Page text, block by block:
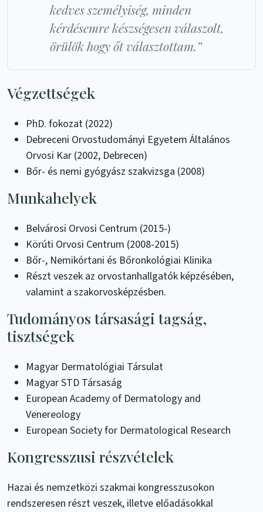
kedves személyiség, minden
kérdésemre készségesen válaszolt,
örülök hogy őt választottam.”
Végzettségek
PhD. fokozat (2022)
Debreceni Orvostudományi Egyetem Általános
Orvosi Kar (2002, Debrecen)
Bőr- és nemi gyógyász szakvizsga (2008)
Munkahelyek
Belvárosi Orvosi Centrum (2015-)
Körúti Orvosi Centrum (2008-2015)
Bőr-, Nemikórtani és Bőronkológiai Klinika
Részt veszek az orvostanhallgatók képzésében,
valamint a szakorvosképzésben.
Tudományos társasági tagság,
tisztségek
Magyar Dermatológiai Társulat
Magyar STD Társaság
European Academy of Dermatology and
Venereology
European Society for Dermatological Research
Kongresszusi részvételek
Hazai és nemzetközi szakmai kongresszusokon
rendszeresen részt veszek, illetve előadásokkal